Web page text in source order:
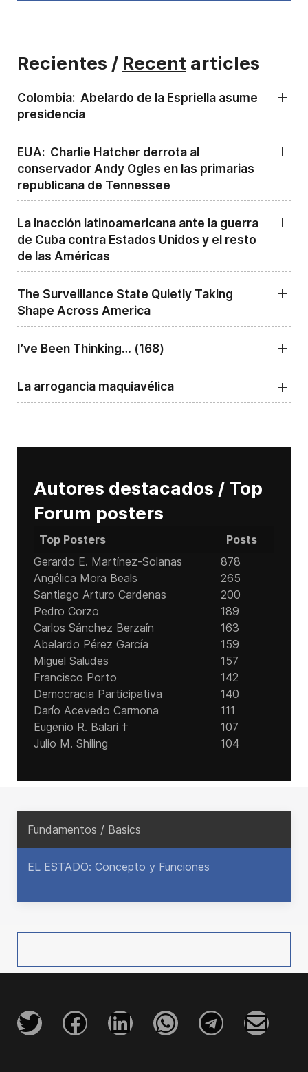
Recientes / Recent articles
Colombia: Abelardo de la Espriella asume
presidencia
EUA: Charlie Hatcher derrota al
conservador Andy Ogles en las primarias
republicana de Tennessee
La inacción latinoamericana ante la guerra
de Cuba contra Estados Unidos y el resto
de las Américas
The Surveillance State Quietly Taking
Shape Across America
I’ve Been Thinking… (168)
La arrogancia maquiavélica
Autores destacados / Top
Forum posters
Top Posters
Posts
Gerardo E. Martínez-Solanas
878
Angélica Mora Beals
265
Santiago Arturo Cardenas
200
Pedro Corzo
189
Carlos Sánchez Berzaín
163
Abelardo Pérez García
159
Miguel Saludes
157
Francisco Porto
142
Democracia Participativa
140
Darío Acevedo Carmona
111
Eugenio R. Balari †
107
Julio M. Shiling
104
Fundamentos / Basics
EL ESTADO: Concepto y Funciones